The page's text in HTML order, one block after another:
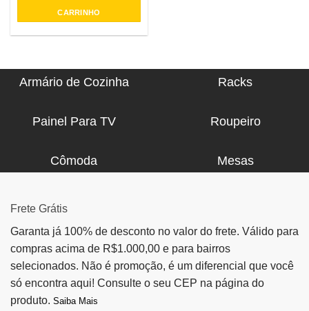
CARRINHO
Armário de Cozinha Racks
Painel Para TV Roupeiro
Cômoda Mesas
Frete Grátis
Garanta já 100% de desconto no valor do frete. Válido para
compras acima de R$1.000,00 e para bairros
selecionados. Não é promoção, é um diferencial que você
só encontra aqui! Consulte o seu CEP na página do
produto. Saiba Mais